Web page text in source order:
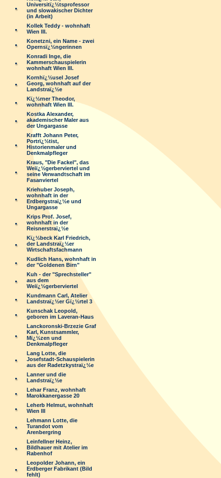
Universitï¿½tsprofessor
und slowakischer Dichter
(in Arbeit)
Kollek Teddy - wohnhaft
Wien III.
Konetzni, ein Name - zwei
Opernsï¿½ngerinnen
Konradi Inge, die
Kammerschauspielerin
wohnhaft Wien III.
Kornhï¿½usel Josef
Georg, wohnhaft auf der
Landstraï¿½e
Kï¿½rner Theodor,
wohnhaft Wien III.
Kostka Alexander,
akademischer Maler aus
der Ungargasse
Krafft Johann Peter,
Portrï¿½tist,
Historienmaler und
Denkmalpfleger
Kraus, "Die Fackel", das
Weiï¿½gerberviertel und
seine Verwandtschaft im
Fasanviertel
Kriehuber Joseph,
wohnhaft in der
Erdbergstraï¿½e und
Ungargasse
Krips Prof. Josef,
wohnhaft in der
Reisnerstraï¿½e
Kï¿½beck Karl Friedrich,
der Landstraï¿½er
Wirtschaftsfachmann
Kudlich Hans, wohnhaft in
der "Goldenen Birn"
Kuh - der "Sprechsteller"
aus dem
Weiï¿½gerberviertel
Kundmann Carl, Atelier
Landstraï¿½er Gï¿½rtel 3
Kunschak Leopold,
geboren im Laveran-Haus
Lanckoronski-Brzezie Graf
Karl, Kunstsammler,
Mï¿½zen und
Denkmalpfleger
Lang Lotte, die
Josefstadt-Schauspielerin
aus der Radetzkystraï¿½e
Lanner und die
Landstraï¿½e
Lehar Franz, wohnhaft
Marokkanergasse 20
Leherb Helmut, wohnhaft
Wien III
Lehmann Lotte, die
Turandot vom
Arenbergring
Leinfellner Heinz,
Bildhauer mit Atelier im
Rabenhof
Leopolder Johann, ein
Erdberger Fabrikant (Bild
fehlt)